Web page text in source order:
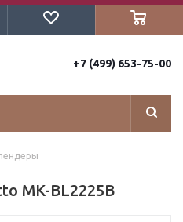
+7 (499) 653-75-00
MK-BL2225B